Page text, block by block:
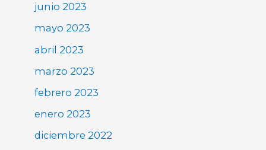
junio 2023
mayo 2023
abril 2023
marzo 2023
febrero 2023
enero 2023
diciembre 2022